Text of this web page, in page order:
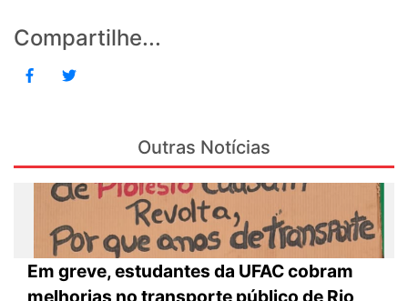
Compartilhe...
Outras Notícias
Em greve, estudantes da UFAC cobram